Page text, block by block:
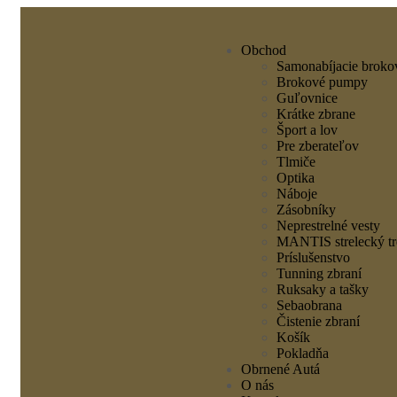
Obchod
Samonabíjacie
Brokové pumpy
Guľovnice
Krátke zbrane
Šport a lov
Pre zberateľov
Tlmiče
Optika
Náboje
Zásobníky
Neprestrelné vesty
MANTIS strelecký
Príslušenstvo
Tunning zbraní
Ruksaky a tašky
Sebaobrana
Čistenie zbraní
Košík
Pokladňa
Obrnené Autá
O nás